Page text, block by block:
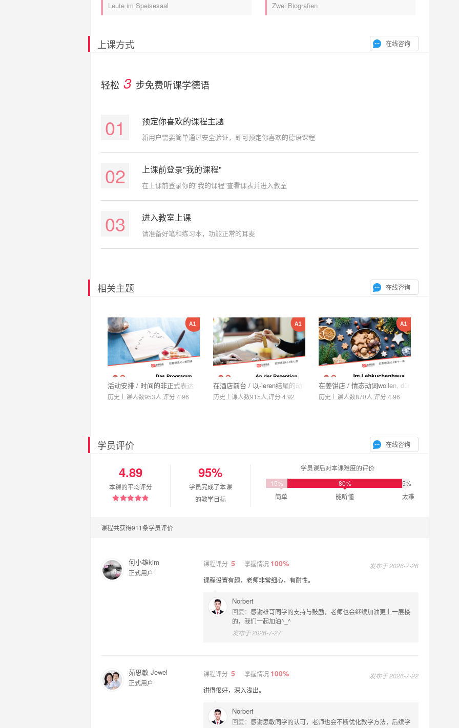
Leute im Speisesaal
Zwei Biografien
上课方式 在线咨询
轻松 3 步免费听课学德语
01 预定你喜欢的课程主题
新用户需要简单通过安全验证，即可预定你喜欢的德语课程
02 上课前登录"我的课程"
在上课前登录你的"我的课程"查看课表并进入教室
03 进入教室上课
请准备好笔和练习本，功能正常的耳麦
相关主题 在线咨询
活动安排 / 时间的非正式表达
历史上课人数953人,评分 4.96
在酒店前台 / 以-ieren结尾的动词现在完成时
历史上课人数915人,评分 4.92
在姜饼店 / 情态动词wollen, dürfen
历史上课人数870人,评分 4.96
在线咨询
学员评价
4.89
本课的平均评分
95%
学员完成了本课
的教学目标
学员课后对本课难度的评价
15%
简单
80%
能听懂
5%
太难
课程共获得911条学员评价
何小雄kim
正式用户
课程评分 5 掌握情况 100%
发布于 2026-7-26
课程设置有趣，老师非常细心，有耐性。
Norbert
回复： 感谢雄哥同学的支持与鼓励，老师也会继续加油更上一层楼
的，我们一起加油^_^
发布于 2026-7-27
茹思敏 Jewel
正式用户
课程评分 5 掌握情况 100%
发布于 2026-7-22
讲得很好，深入浅出。
Norbert
回复： 感谢思敏同学的认可，老师也会不断优化教学方法，后续学